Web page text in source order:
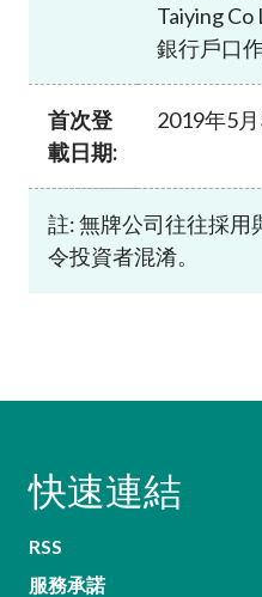
Taiying
銀行戶口作
首次登
載日期:
2019年5
註: 無牌公司往往採用
令投資者混淆。
快速連結
RSS
服務承諾